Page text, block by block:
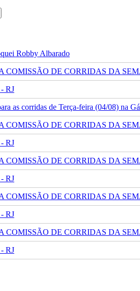
Robby Albarado
COMISSÃO DE CORRIDAS DA
RJ
as corridas de Terça-feira (04/08) na
COMISSÃO DE CORRIDAS DA
RJ
COMISSÃO DE CORRIDAS DA
RJ
COMISSÃO DE CORRIDAS DA
RJ
COMISSÃO DE CORRIDAS DA
RJ